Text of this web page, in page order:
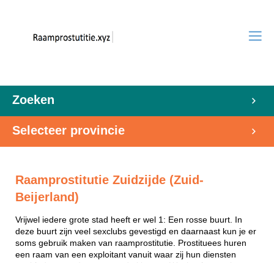
Zoeken
Selecteer provincie
Raamprostitutie Zuidzijde (Zuid-
Beijerland)
Vrijwel iedere grote stad heeft er wel 1: Een rosse buurt. In
deze buurt zijn veel sexclubs gevestigd en daarnaast kun je er
soms gebruik maken van raamprostitutie. Prostituees huren
een raam van een exploitant vanuit waar zij hun diensten